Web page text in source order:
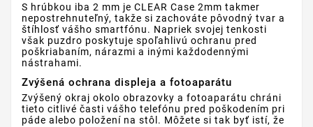
S hrúbkou iba 2 mm je CLEAR Case 2mm takmer
nepostrehnuteľný, takže si zachováte pôvodný tvar a
štíhlosť vášho smartfónu. Napriek svojej tenkosti
však puzdro poskytuje spoľahlivú ochranu pred
poškriabaním, nárazmi a inými každodennými
nástrahami.
Zvýšená ochrana displeja a fotoaparátu
Zvýšený okraj okolo obrazovky a fotoaparátu chráni
tieto citlivé časti vášho telefónu pred poškodením pri
páde alebo položení na stôl. Môžete si tak byť istí, že